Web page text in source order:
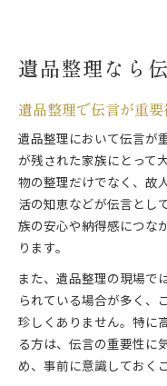
遺品整理なら
遺品整理で伝言が重
遺品整理において伝言が
が残された家族にとって
物の整理だけでなく、故
活の知恵などが伝言とし
族の安心や納得感につな
ります。
また、遺品整理の現場で
られている場合が多く、
珍しくありません。特に
る方は、伝言の重要性に
め、事前に意識しておく